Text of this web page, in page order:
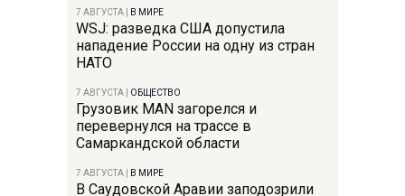
7 АВГУСТА В МИРЕ
WSJ: разведка США допустила
нападение России на одну из стран
НАТО
7 АВГУСТА ОБЩЕСТВО
Грузовик MAN загорелся и
перевернулся на трассе в
Самаркандской области
7 АВГУСТА В МИРЕ
В Саудовской Аравии заподозрили